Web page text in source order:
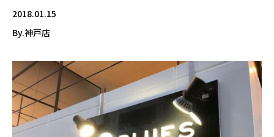
2018.01.15
By.神戸店